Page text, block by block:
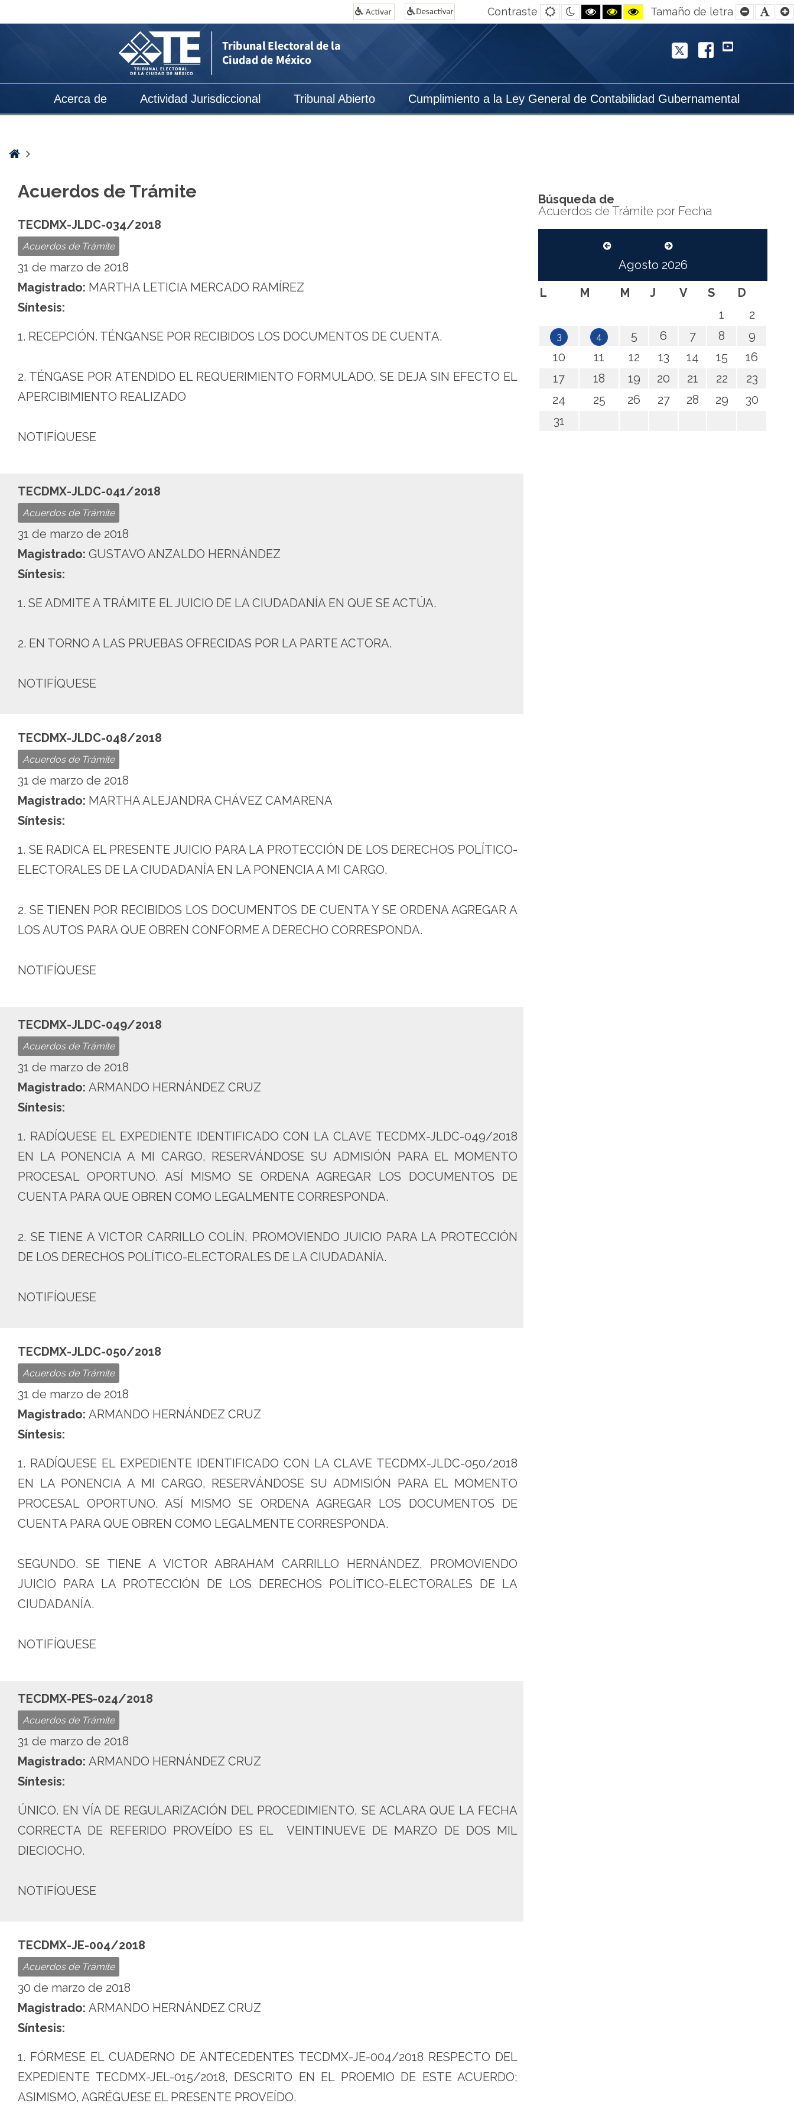
Página
de
Electoral
Ciudad
México
Contraste
Default
contrast
Night
contrast
Black
and
Black
and
Yellow
and
contrast
Tamaño de letra
Smaller
FontFont
Acerca de Actividad Jurisdiccional Tribunal Abierto Cumplimiento a la Ley General de Contabilidad Gubernamental
Twitter
Facebook
YouTube
Home
Acuerdos de Trámite
TECDMX-JLDC-034/2018
Acuerdos de Trámite
31 de marzo de 2018
Magistrado: MARTHA LETICIA MERCADO RAMÍREZ
Síntesis:
1. RECEPCIÓN. TÉNGANSE POR RECIBIDOS LOS DOCUMENTOS DE CUENTA.
2. TÉNGASE POR ATENDIDO EL REQUERIMIENTO FORMULADO, SE DEJA SIN EFECTO EL
APERCIBIMIENTO REALIZADO
NOTIFÍQUESE
TECDMX-JLDC-041/2018
Acuerdos de Trámite
31 de marzo de 2018
Magistrado: GUSTAVO ANZALDO HERNÁNDEZ
Síntesis:
1. SE ADMITE A TRÁMITE EL JUICIO DE LA CIUDADANÍA EN QUE SE ACTÚA.
2. EN TORNO A LAS PRUEBAS OFRECIDAS POR LA PARTE ACTORA.
NOTIFÍQUESE
TECDMX-JLDC-048/2018
Acuerdos de Trámite
31 de marzo de 2018
Magistrado: MARTHA ALEJANDRA CHÁVEZ CAMARENA
Síntesis:
1. SE RADICA EL PRESENTE JUICIO PARA LA PROTECCIÓN DE LOS DERECHOS POLÍTICO-
ELECTORALES DE LA CIUDADANÍA EN LA PONENCIA A MI CARGO.
2. SE TIENEN POR RECIBIDOS LOS DOCUMENTOS DE CUENTA Y SE ORDENA AGREGAR A
LOS AUTOS PARA QUE OBREN CONFORME A DERECHO CORRESPONDA.
NOTIFÍQUESE
TECDMX-JLDC-049/2018
Acuerdos de Trámite
31 de marzo de 2018
Magistrado: ARMANDO HERNÁNDEZ CRUZ
Síntesis:
1. RADÍQUESE EL EXPEDIENTE IDENTIFICADO CON LA CLAVE TECDMX-JLDC-049/2018
EN LA PONENCIA A MI CARGO, RESERVÁNDOSE SU ADMISIÓN PARA EL MOMENTO
PROCESAL OPORTUNO. ASÍ MISMO SE ORDENA AGREGAR LOS DOCUMENTOS DE
CUENTA PARA QUE OBREN COMO LEGALMENTE CORRESPONDA.
2. SE TIENE A VICTOR CARRILLO COLÍN, PROMOVIENDO JUICIO PARA LA PROTECCIÓN
DE LOS DERECHOS POLÍTICO-ELECTORALES DE LA CIUDADANÍA.
NOTIFÍQUESE
TECDMX-JLDC-050/2018
Acuerdos de Trámite
31 de marzo de 2018
Magistrado: ARMANDO HERNÁNDEZ CRUZ
Síntesis:
1. RADÍQUESE EL EXPEDIENTE IDENTIFICADO CON LA CLAVE TECDMX-JLDC-050/2018
EN LA PONENCIA A MI CARGO, RESERVÁNDOSE SU ADMISIÓN PARA EL MOMENTO
PROCESAL OPORTUNO. ASÍ MISMO SE ORDENA AGREGAR LOS DOCUMENTOS DE
CUENTA PARA QUE OBREN COMO LEGALMENTE CORRESPONDA.
SEGUNDO. SE TIENE A VICTOR ABRAHAM CARRILLO HERNÁNDEZ, PROMOVIENDO
JUICIO PARA LA PROTECCIÓN DE LOS DERECHOS POLÍTICO-ELECTORALES DE LA
CIUDADANÍA.
NOTIFÍQUESE
TECDMX-PES-024/2018
Acuerdos de Trámite
31 de marzo de 2018
Magistrado: ARMANDO HERNÁNDEZ CRUZ
Síntesis:
ÚNICO. EN VÍA DE REGULARIZACIÓN DEL PROCEDIMIENTO, SE ACLARA QUE LA FECHA
CORRECTA DE REFERIDO PROVEÍDO ES EL VEINTINUEVE DE MARZO DE DOS MIL
DIECIOCHO.
NOTIFÍQUESE
TECDMX-JE-004/2018
Acuerdos de Trámite
30 de marzo de 2018
Magistrado: ARMANDO HERNÁNDEZ CRUZ
Síntesis:
1. FÓRMESE EL CUADERNO DE ANTECEDENTES TECDMX-JE-004/2018 RESPECTO DEL
EXPEDIENTE TECDMX-JEL-015/2018, DESCRITO EN EL PROEMIO DE ESTE ACUERDO;
ASIMISMO, AGRÉGUESE EL PRESENTE PROVEÍDO.
Búsqueda de
Acuerdos de Trámite por Fecha
Agosto 2026
L
M M J V S
D
1
2
3 4 5 6 7 8
9
10
11 12 13 14 15
16
17
18 19 20 21 22
23
24
25 26 27 28 29
30
31